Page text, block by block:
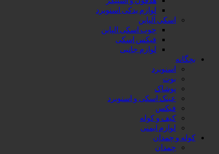
لوازم یدکی اسنوبرد
اسکی آلپاین
چوب اسکی الپاین
فیکس اسکی
لوازم جانبی
بچگانه
اسنوبرد
بوت
پوشاک
عینک اسکی و اسنوبرد
فیکس
کیف و کوله
لوازم ایمنی
کوله و چمدان
چمدان